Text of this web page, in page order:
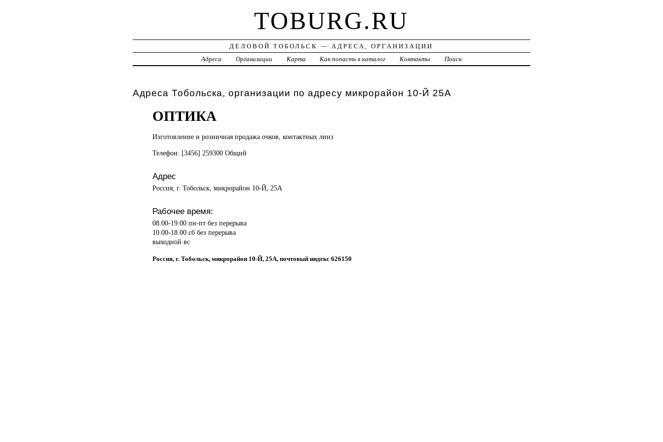
TOBURG.RU
ДЕЛОВОЙ ТОБОЛЬСК — АДРЕСА, ОРГАНИЗАЦИИ
Адреса
Организации Карта Как попасть в каталог Контакты Поиск
Адреса Тобольска, организации по адресу микрорайон 10-Й 25А
ОПТИКА
Изготовление и розничная продажа очков, контактных линз
Телефон: [3456] 259300 Общий
Адрес
Россия, г. Тобольск, микрорайон 10-Й, 25А
Рабочее время:
08.00-19.00 пн-пт без перерыва
10.00-18.00 сб без перерыва
выходной вс
Россия, г. Тобольск, микрорайон 10-Й, 25А, почтовый индекс 626150